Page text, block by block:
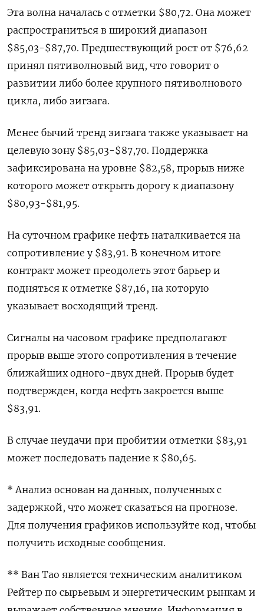
Эта волна началась с отметки $80,72. Она может
распространиться в широкий диапазон
$85,03-$87,70. Предшествующий рост от $76,62
принял пятиволновый вид, что говорит о
развитии либо более крупного пятиволнового
цикла, либо зигзага.
Менее бычий тренд зигзага также указывает на
целевую зону $85,03-$87,70. Поддержка
зафиксирована на уровне $82,58, прорыв ниже
которого может открыть дорогу к диапазону
$80,93-$81,95.
На суточном графике нефть наталкивается на
сопротивление у $83,91. В конечном итоге
контракт может преодолеть этот барьер и
подняться к отметке $87,16, на которую
указывает восходящий тренд.
Сигналы на часовом графике предполагают
прорыв выше этого сопротивления в течение
ближайших одного-двух дней. Прорыв будет
подтвержден, когда нефть закроется выше
$83,91.
В случае неудачи при пробитии отметки $83,91
может последовать падение к $80,65.
* Анализ основан на данных, полученных с
задержкой, что может сказаться на прогнозе.
Для получения графиков используйте код, чтобы
получить исходные сообщения.
** Ван Тао является техническим аналитиком
Рейтер по сырьевым и энергетическим рынкам и